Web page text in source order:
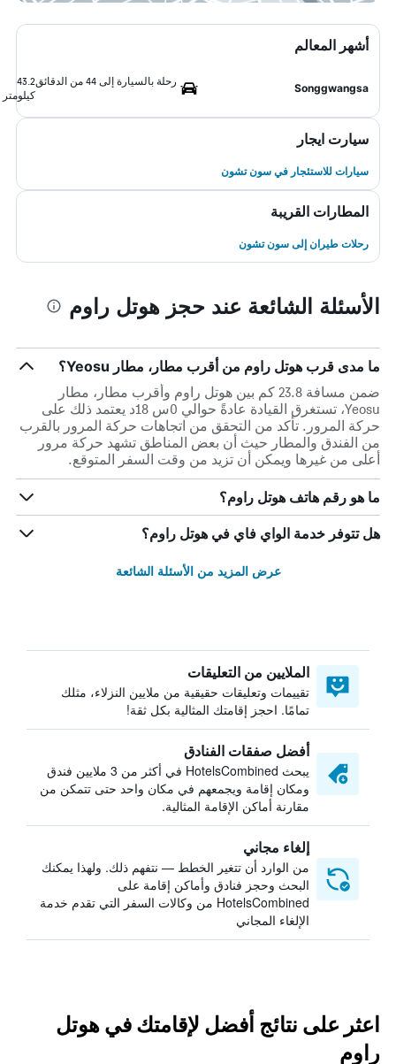
أشهر المعالم
Songgwangsa
رحلة بالسيارة إلى 44 من الدقائق
43.2
كيلومتر
سيارت ايجار
سيارات للاستئجار في سون تشون
المطارات القريبة
رحلات طيران إلى سون تشون
الأسئلة الشائعة عند حجز هوتل راوم
ما مدى قرب هوتل راوم من أقرب مطار، مطار Yeosu؟
ضمن مسافة 23.8 كم بين هوتل راوم وأقرب مطار، مطار
Yeosu، تستغرق القيادة عادةً حوالي 0س 18د يعتمد ذلك على
حركة المرور. تأكد من التحقق من اتجاهات حركة المرور بالقرب
من الفندق والمطار حيث أن بعض المناطق تشهد حركة مرور
أعلى من غيرها ويمكن أن تزيد من وقت السفر المتوقع.
ما هو رقم هاتف هوتل راوم؟
هل تتوفر خدمة الواي فاي في هوتل راوم؟
عرض المزيد من الأسئلة الشائعة
الملايين من التعليقات
تقييمات وتعليقات حقيقية من ملايين النزلاء، مثلك
تمامًا. احجز إقامتك المثالية بكل ثقة!
أفضل صفقات الفنادق
يبحث HotelsCombined في أكثر من 3 ملايين فندق
ومكان إقامة ويجمعهم في مكان واحد حتى تتمكن من
مقارنة أماكن الإقامة المثالية.
إلغاء مجاني
من الوارد أن تتغير الخطط — نتفهم ذلك. ولهذا يمكنك
البحث وحجز فنادق وأماكن إقامة على
HotelsCombined من وكالات السفر التي تقدم خدمة
الإلغاء المجاني
اعثر على نتائج أفضل لإقامتك في هوتل
راوم